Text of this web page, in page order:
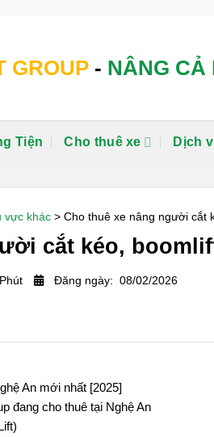
GROUP - NÂNG CẢ
Tiện Cho thuê xe Dịch
vực khác > Cho thuê xe nâng người cắt
cắt kéo,
Đăng ngày: 08/02/2026
An mới nhất [2025]
đang cho thuê tại Nghệ An